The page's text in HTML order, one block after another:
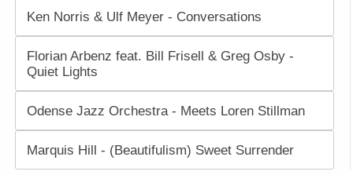
Ken Norris & Ulf Meyer - Conversations
Florian Arbenz feat. Bill Frisell & Greg Osby -
Quiet Lights
Odense Jazz Orchestra - Meets Loren Stillman
Marquis Hill - (Beautifulism) Sweet Surrender